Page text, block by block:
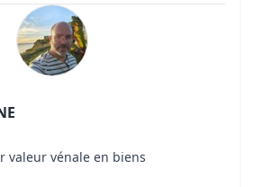
valeur vénale en biens